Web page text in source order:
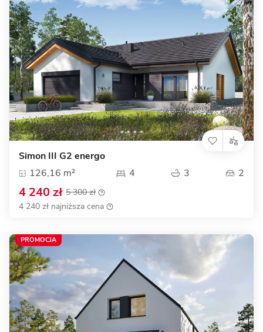
Simon III G2 energo
126,16 m²
4 3 2
4 240 zł 5 300 zł
4 240 zł najniższa cena
PROMOCJA